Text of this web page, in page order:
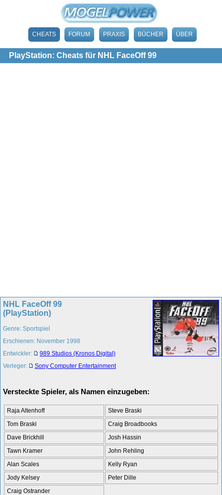
CHEATS FORUM PRAXIS BÜCHER ÜBER
PlayStation: Cheats für NHL FaceOff 99
NHL FaceOff 99
(PlayStation)
Genre: Sportspiel
Erschienen: November 1998
Entwickler:
989 Studios (Kronos Digital)
Verleger:
Sony Computer Entertainment
Versteckte Spieler, als Namen einzugeben:
Raja Altenhoff
Steve Braski
Tom Braski
Craig Broadbooks
Dave Brickhill
Josh Hassin
Tawn Kramer
John Rehling
Alan Scales
Kelly Ryan
Jody Kelsey
Peter Dille
Craig Ostrander